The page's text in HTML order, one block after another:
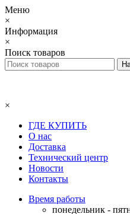
Меню
×
Информация
×
Поиск товаров
×
ГДЕ КУПИТЬ
О нас
Доставка
Технический центр
Новости
Контакты
Время работы
понедельник -